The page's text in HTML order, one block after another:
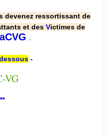
devenez ressortissant de
et des Victimes de
.
-